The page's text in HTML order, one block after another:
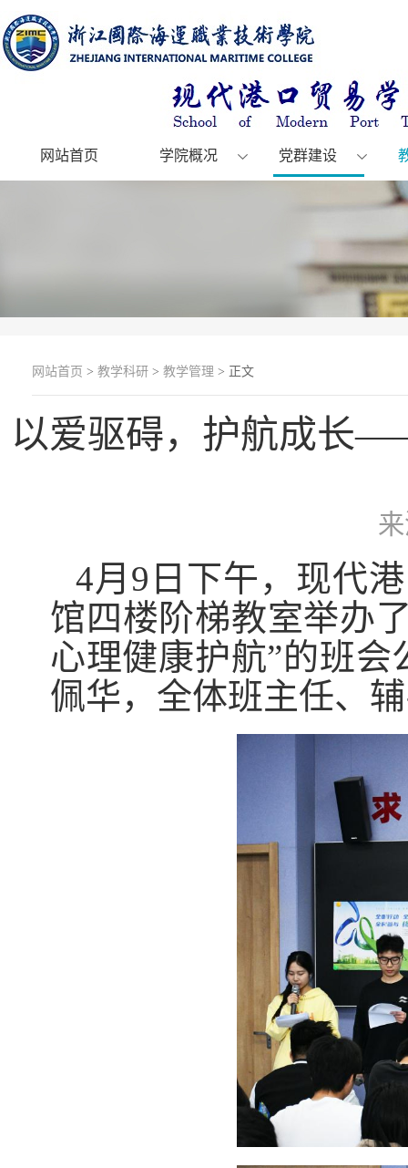
网站首页 学院概况 党群建设
网站首页 > 教学科研 > 教学管理 > 正文
以爱驱碍，护航成长
4月9日下午，现代
馆四楼阶梯教室举办
心理健康护航”的班
佩华，全体班主任、